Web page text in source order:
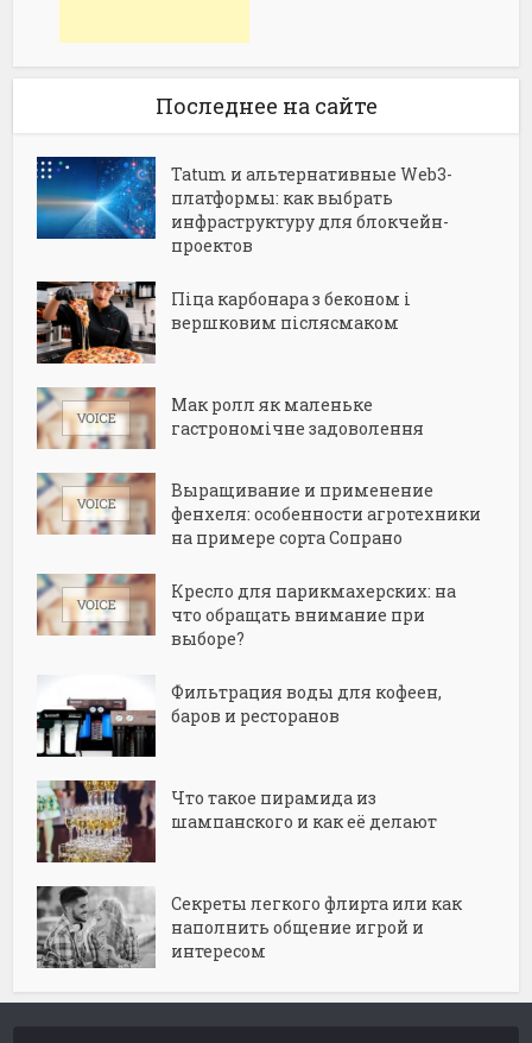
Последнее на сайте
Tatum и альтернативные Web3-
платформы: как выбрать
инфраструктуру для блокчейн-
проектов
Піца карбонара з беконом і
вершковим післясмаком
Мак ролл як маленьке
гастрономічне задоволення
Выращивание и применение
фенхеля: особенности агротехники
на примере сорта Сопрано
Кресло для парикмахерских: на
что обращать внимание при
выборе?
Фильтрация воды для кофеен,
баров и ресторанов
Что такое пирамида из
шампанского и как её делают
Секреты легкого флирта или как
наполнить общение игрой и
интересом